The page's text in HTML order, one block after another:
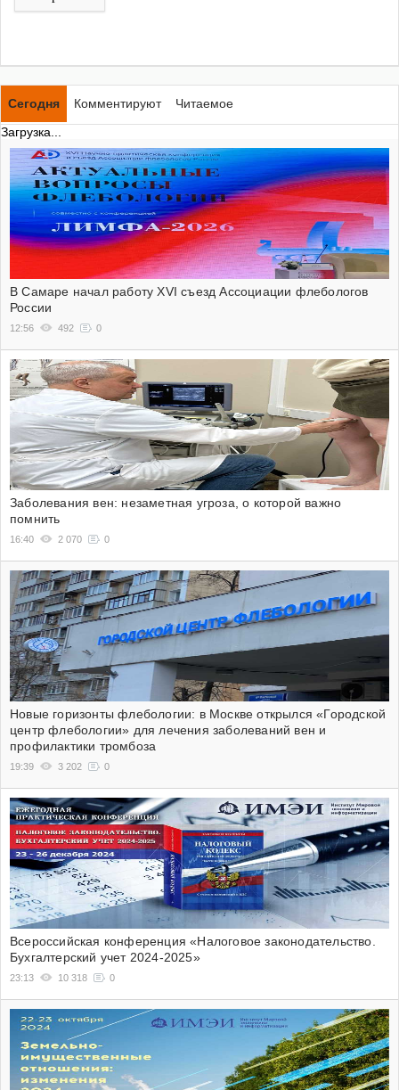
Сегодня Комментируют
Читаемое
Загрузка...
В Самаре начал работу XVI съезд Ассоциации флебологов
России
12:56 492 0
Заболевания вен: незаметная угроза, о которой важно
помнить
16:40 2 070 0
Новые горизонты флебологии: в Москве открылся «Городской
центр флебологии» для лечения заболеваний вен и
профилактики тромбоза
19:39 3 202 0
Всероссийская конференция «Налоговое законодательство.
Бухгалтерский учет 2024-2025»
23:13 10 318 0